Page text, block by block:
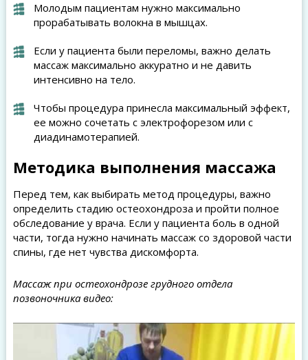
Молодым пациентам нужно максимально
прорабатывать волокна в мышцах.
Если у пациента были переломы, важно делать
массаж максимально аккуратно и не давить
интенсивно на тело.
Чтобы процедура принесла максимальный эффект,
ее можно сочетать с электрофорезом или с
диадинамотерапией.
Методика выполнения массажа
Перед тем, как выбирать метод процедуры, важно
определить стадию остеохондроза и пройти полное
обследование у врача. Если у пациента боль в одной
части, тогда нужно начинать массаж со здоровой части
спины, где нет чувства дискомфорта.
Массаж при остеохондрозе грудного отдела
позвоночника видео: